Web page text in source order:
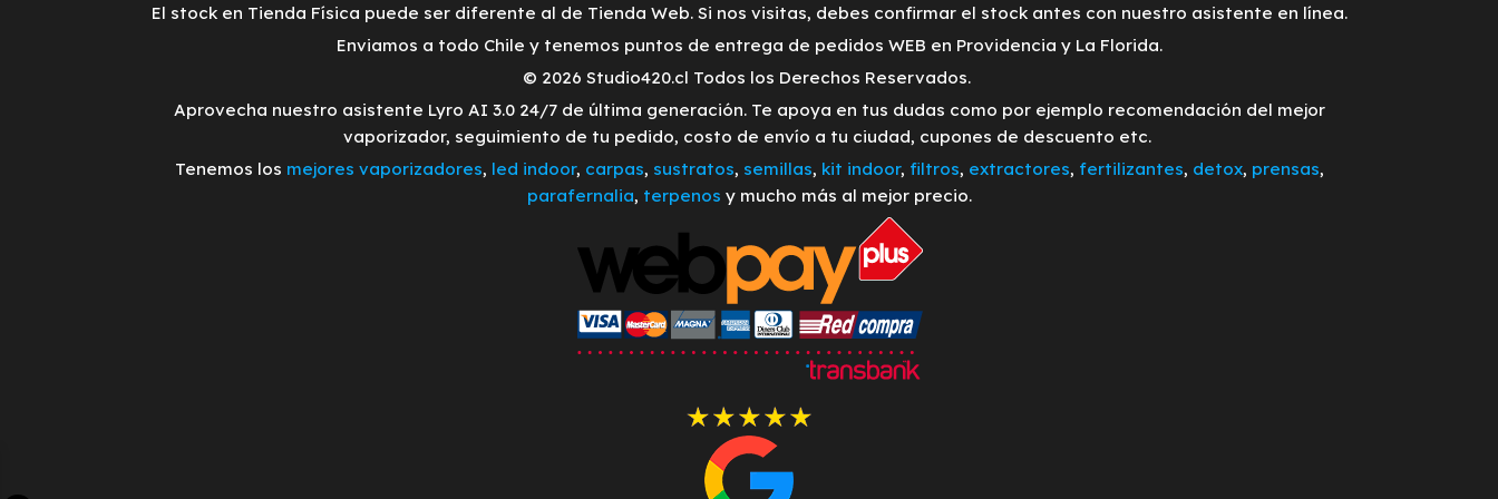
El stock en Tienda Física puede ser diferente al de Tienda Web. Si nos visitas, debes confirmar el stock antes con nuestro asistente en línea.
Enviamos a todo Chile y tenemos puntos de entrega de pedidos WEB en Providencia y La Florida.
© 2026 Studio420.cl Todos los Derechos Reservados.
Aprovecha nuestro asistente Lyro AI 3.0 24/7 de última generación. Te apoya en tus dudas como por ejemplo recomendación del mejor
vaporizador, seguimiento de tu pedido, costo de envío a tu ciudad, cupones de descuento etc.
Tenemos los mejores vaporizadores, led indoor, carpas, sustratos, semillas, kit indoor, filtros, extractores, fertilizantes, detox, prensas,
parafernalia, terpenos y mucho más al mejor precio.